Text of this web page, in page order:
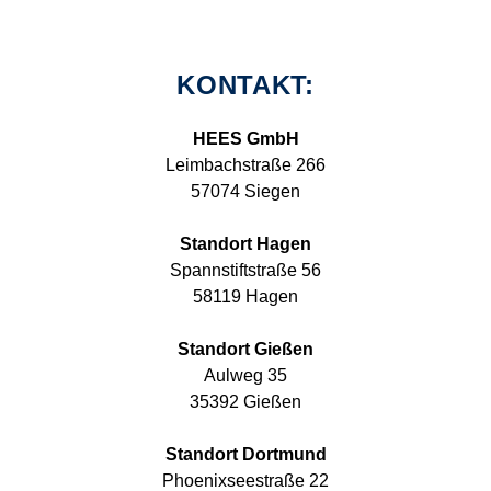
KONTAKT:
HEES GmbH
Leimbachstraße 266
57074 Siegen
Standort Hagen
Spannstiftstraße 56
58119 Hagen
Standort Gießen
Aulweg 35
35392 Gießen
Standort Dortmund
Phoenixseestraße 22